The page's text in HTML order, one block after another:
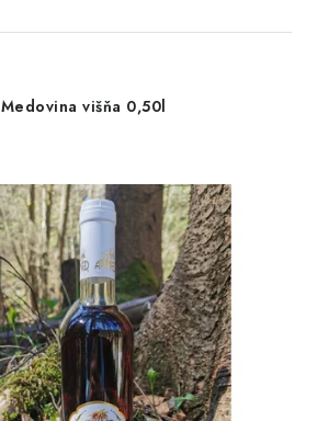
Medovina višňa 0,50l